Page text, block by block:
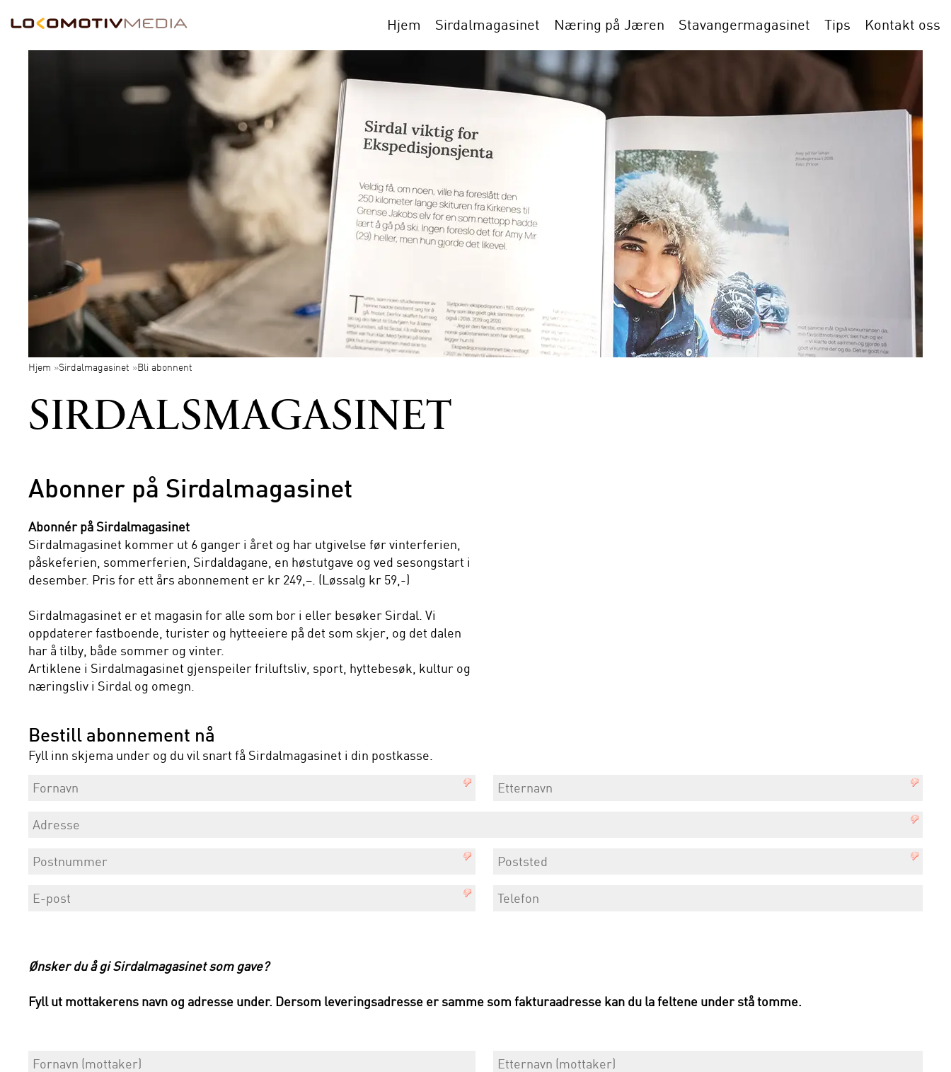
Hjem »Sirdalmagasinet »Bli abonnent
SIRDALSMAGASINET
Abonner på Sirdalmagasinet
Abonnér på Sirdalmagasinet
Sirdalmagasinet kommer ut 6 ganger i året og har utgivelse før vinterferien,
påskeferien, sommerferien, Sirdaldagane, en høstutgave og ved sesongstart i
desember. Pris for ett års abonnement er kr 249,–. (Løssalg kr 59,-)
Sirdalmagasinet er et magasin for alle som bor i eller besøker Sirdal. Vi
oppdaterer fastboende, turister og hytteeiere på det som skjer, og det dalen
har å tilby, både sommer og vinter.
Artiklene i Sirdalmagasinet gjenspeiler friluftsliv, sport, hyttebesøk, kultur og
næringsliv i Sirdal og omegn.
Bestill abonnement nå
Fyll inn skjema under og du vil snart få Sirdalmagasinet i din postkasse.
Ønsker du å gi Sirdalmagasinet som gave?
Fyll ut mottakerens navn og adresse under. Dersom leveringsadresse er samme som fakturaadresse kan du la feltene under stå tomme.
Hjem Sirdalmagasinet Næring på Jæren Stavangermagasinet Tips Kontakt oss